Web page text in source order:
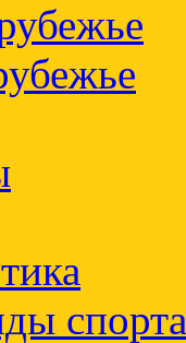
спорта